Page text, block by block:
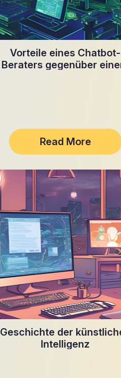
Vorteile eines Chatbot-
Beraters gegenüber
Read More
Geschichte der
Intelligenz